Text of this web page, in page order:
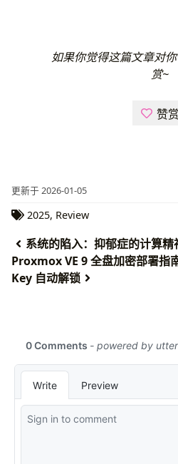
如果你觉得这篇文章对
赏~
赞赏
更新于 2026-01-05
2025, Review
系统的陷入：抑郁症的计算
Proxmox VE 9 全盘加密部署指
Key 自动解锁